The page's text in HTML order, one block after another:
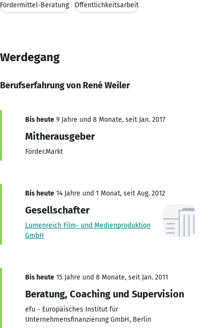
Fördermittel-Beratung Öffentlichkeitsarbeit
Werdegang
Berufserfahrung von René Weiler
Bis heute 9 Jahre und 8 Monate, seit Jan. 2017
Mitherausgeber
Förder.Markt
Bis heute 14 Jahre und 1 Monat, seit Aug. 2012
Gesellschafter
Lumenreich Film- und Medienproduktion
GmbH
Bis heute 15 Jahre und 8 Monate, seit Jan. 2011
Beratung, Coaching und Supervision
efu - Europäisches Institut für
Unternehmensfinanzierung GmbH, Berlin